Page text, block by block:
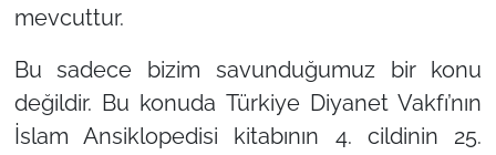
mevcuttur.
Bu sadece bizim savunduğumuz bir konu
değildir. Bu konuda Türkiye Diyanet Vakfı’nın
İslam Ansiklopedisi kitabının 4. cildinin 25.